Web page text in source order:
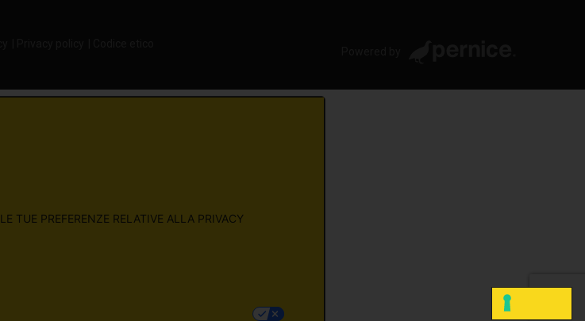
LE TUE PREFERENZE RELATIVE ALLA PRIVACY